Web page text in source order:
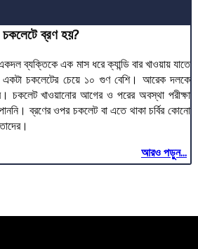
চকলেটে ব্রণ হয়?
ব্যক্তিকে এক মাস ধরে ক্যান্ডি বার খাওয়ায় যাতে
একটা চকলেটের চেয়ে ১০ গুণ বেশি। আরেক দলকে
চকলেট খাওয়ানোর আগের ও পরের অবস্থা পরীক্ষা
ব্রণের ওপর চকলেট বা এতে থাকা চর্বির কোনো
আরও পড়ুন...